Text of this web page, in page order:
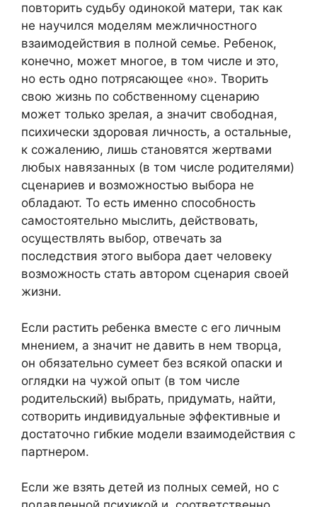
повторить судьбу одинокой матери, так как
не научился моделям межличностного
взаимодействия в полной семье. Ребенок,
конечно, может многое, в том числе и это,
но есть одно потрясающее «но». Творить
свою жизнь по собственному сценарию
может только зрелая, а значит свободная,
психически здоровая личность, а остальные,
к сожалению, лишь становятся жертвами
любых навязанных (в том числе родителями)
сценариев и возможностью выбора не
обладают. То есть именно способность
самостоятельно мыслить, действовать,
осуществлять выбор, отвечать за
последствия этого выбора дает человеку
возможность стать автором сценария своей
жизни.
Если растить ребенка вместе с его личным
мнением, а значит не давить в нем творца,
он обязательно сумеет без всякой опаски и
оглядки на чужой опыт (в том числе
родительский) выбрать, придумать, найти,
сотворить индивидуальные эффективные и
достаточно гибкие модели взаимодействия с
партнером.
Если же взять детей из полных семей, но с